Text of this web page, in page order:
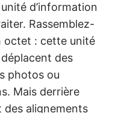
d’information
Rassemblez-
octet : cette unité
des
photos ou
Mais derrière
des alignements